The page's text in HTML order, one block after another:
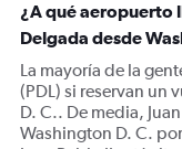
Y
axis
displaying
values.
Range:
0
¿A qué aeropuerto
Delgada desde
La mayoría de la
(PDL) si reservan un
D. C.. De media,
Washington D. C.